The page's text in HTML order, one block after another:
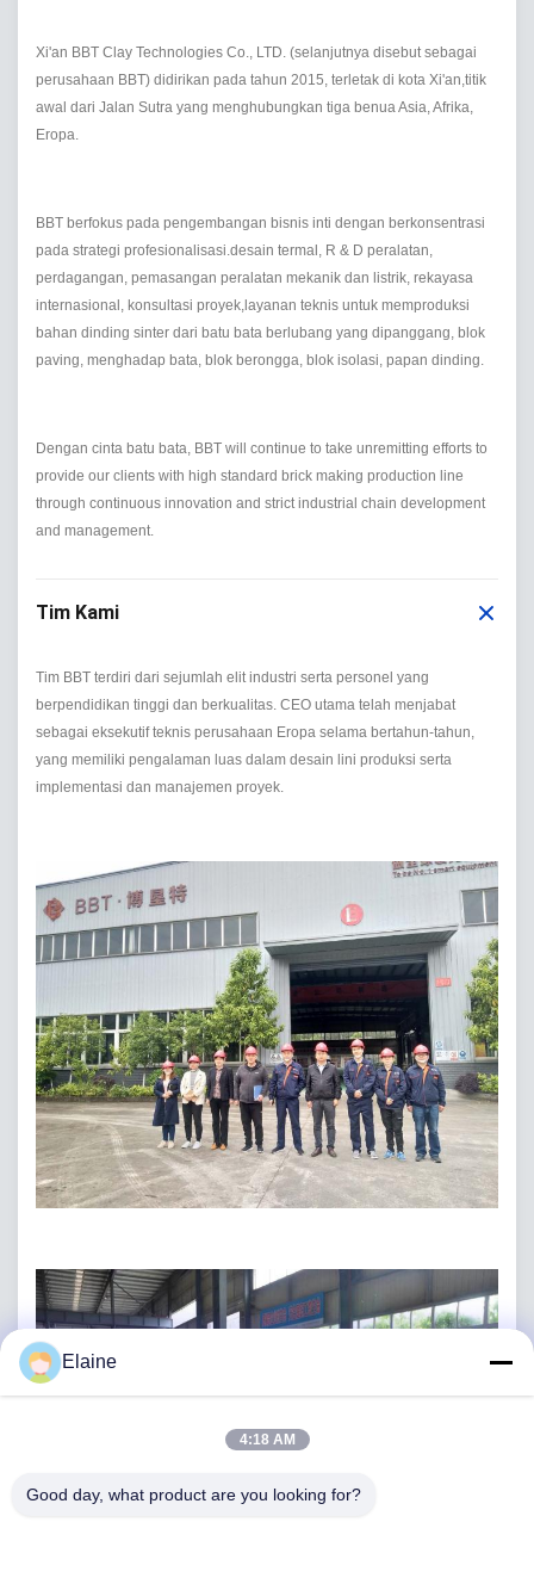
Xi'an BBT Clay Technologies Co., LTD. (selanjutnya disebut sebagai
perusahaan BBT) didirikan pada tahun 2015, terletak di kota Xi'an,titik
awal dari Jalan Sutra yang menghubungkan tiga benua Asia, Afrika,
Eropa.
BBT berfokus pada pengembangan bisnis inti dengan berkonsentrasi
pada strategi profesionalisasi.desain termal, R & D peralatan,
perdagangan, pemasangan peralatan mekanik dan listrik, rekayasa
internasional, konsultasi proyek,layanan teknis untuk memproduksi
bahan dinding sinter dari batu bata berlubang yang dipanggang, blok
paving, menghadap bata, blok berongga, blok isolasi, papan dinding.
Dengan cinta batu bata, BBT will continue to take unremitting efforts to
provide our clients with high standard brick making production line
through continuous innovation and strict industrial chain development
and management.
Tim Kami
Tim BBT terdiri dari sejumlah elit industri serta personel yang
berpendidikan tinggi dan berkualitas. CEO utama telah menjabat
sebagai eksekutif teknis perusahaan Eropa selama bertahun-tahun,
yang memiliki pengalaman luas dalam desain lini produksi serta
implementasi dan manajemen proyek.
Elaine
4:18 AM
Good day, what product are you looking for?